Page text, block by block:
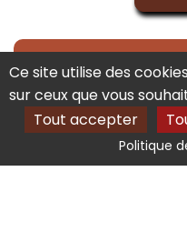
Ce site utilise des
sur ceux que vous
Tout accepter
Politique